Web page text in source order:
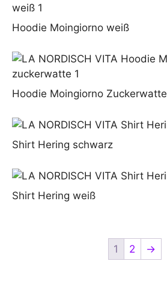
Hoodie Moingiorno weiß
Hoodie Moingiorno Zuckerwatte
Shirt Hering schwarz
Shirt Hering weiß
1 2 →